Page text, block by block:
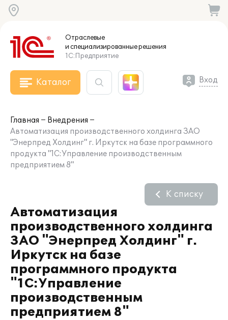
Отраслевые
и специализированныерешения
1С:Предприятие
Каталог Вход
Главная
Внедрения
Автоматизация производственного холдинга ЗАО
"Энерпред Холдинг" г. Иркутск на базе программного
продукта "1С:Управление производственным
предприятием 8"
Автоматизация
производственного холдинга
ЗАО "Энерпред Холдинг" г.
Иркутск на базе
программного продукта
"1С:Управление
производственным
предприятием 8"
К списку